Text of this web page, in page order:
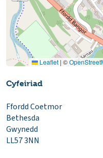
Leaflet | ©
Cyfeiriad
Ffordd Coetmor
Bethesda
Gwynedd
LL57 3NN